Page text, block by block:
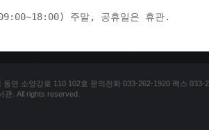
주말, 공휴일은 휴관.
동면 소양강로 110 102호 문의전화 033-262-1920 팩스 033-
관. All rights reserved.